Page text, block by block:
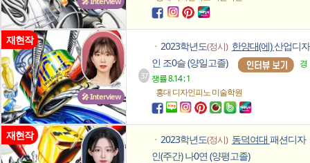
🎤 Interview
재현작
37
ㆍ 2023학년도(정시) 한양대(에)산업디자
인 조0슬 (양일고졸)
경
쟁률 8.14 : 1
홍대 디자인피노미술학원
재현작 ㆍ 2023학년도(정시) 동덕여대 패션디자
인(주간) 나0연 (양평고졸)